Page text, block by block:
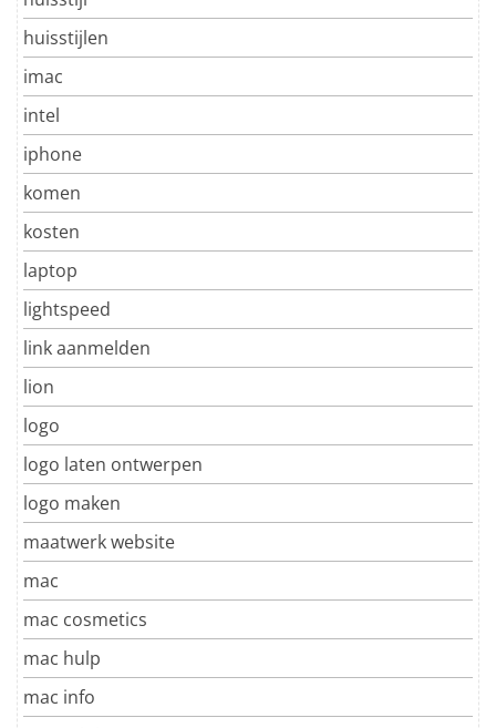
huisstijlen
imac
intel
iphone
komen
kosten
laptop
lightspeed
link aanmelden
lion
logo
logo laten ontwerpen
logo maken
maatwerk website
mac
mac cosmetics
mac hulp
mac info